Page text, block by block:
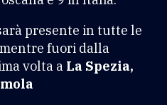
presente in tutte le
fuori dalla
volta a La Spezia,